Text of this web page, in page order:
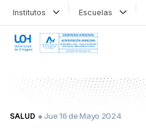
Institutos Escuelas
SALUD ● Jue 16 de Mayo 2024